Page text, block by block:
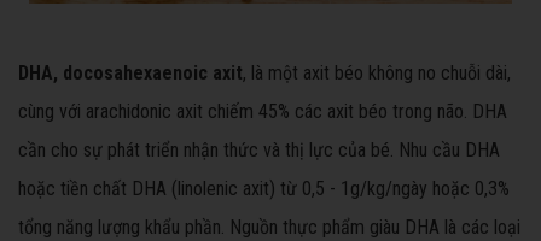
DHA, docosahexaenoic axit, là một axit béo không no chuỗi dài,
cùng với arachidonic axit chiếm 45% các axit béo trong não. DHA
cần cho sự phát triển nhận thức và thị lực của bé. Nhu cầu DHA
hoặc tiền chất DHA (linolenic axit) từ 0,5 - 1g/kg/ngày hoặc 0,3%
tổng năng lượng khẩu phần. Nguồn thực phẩm giàu DHA là các loại